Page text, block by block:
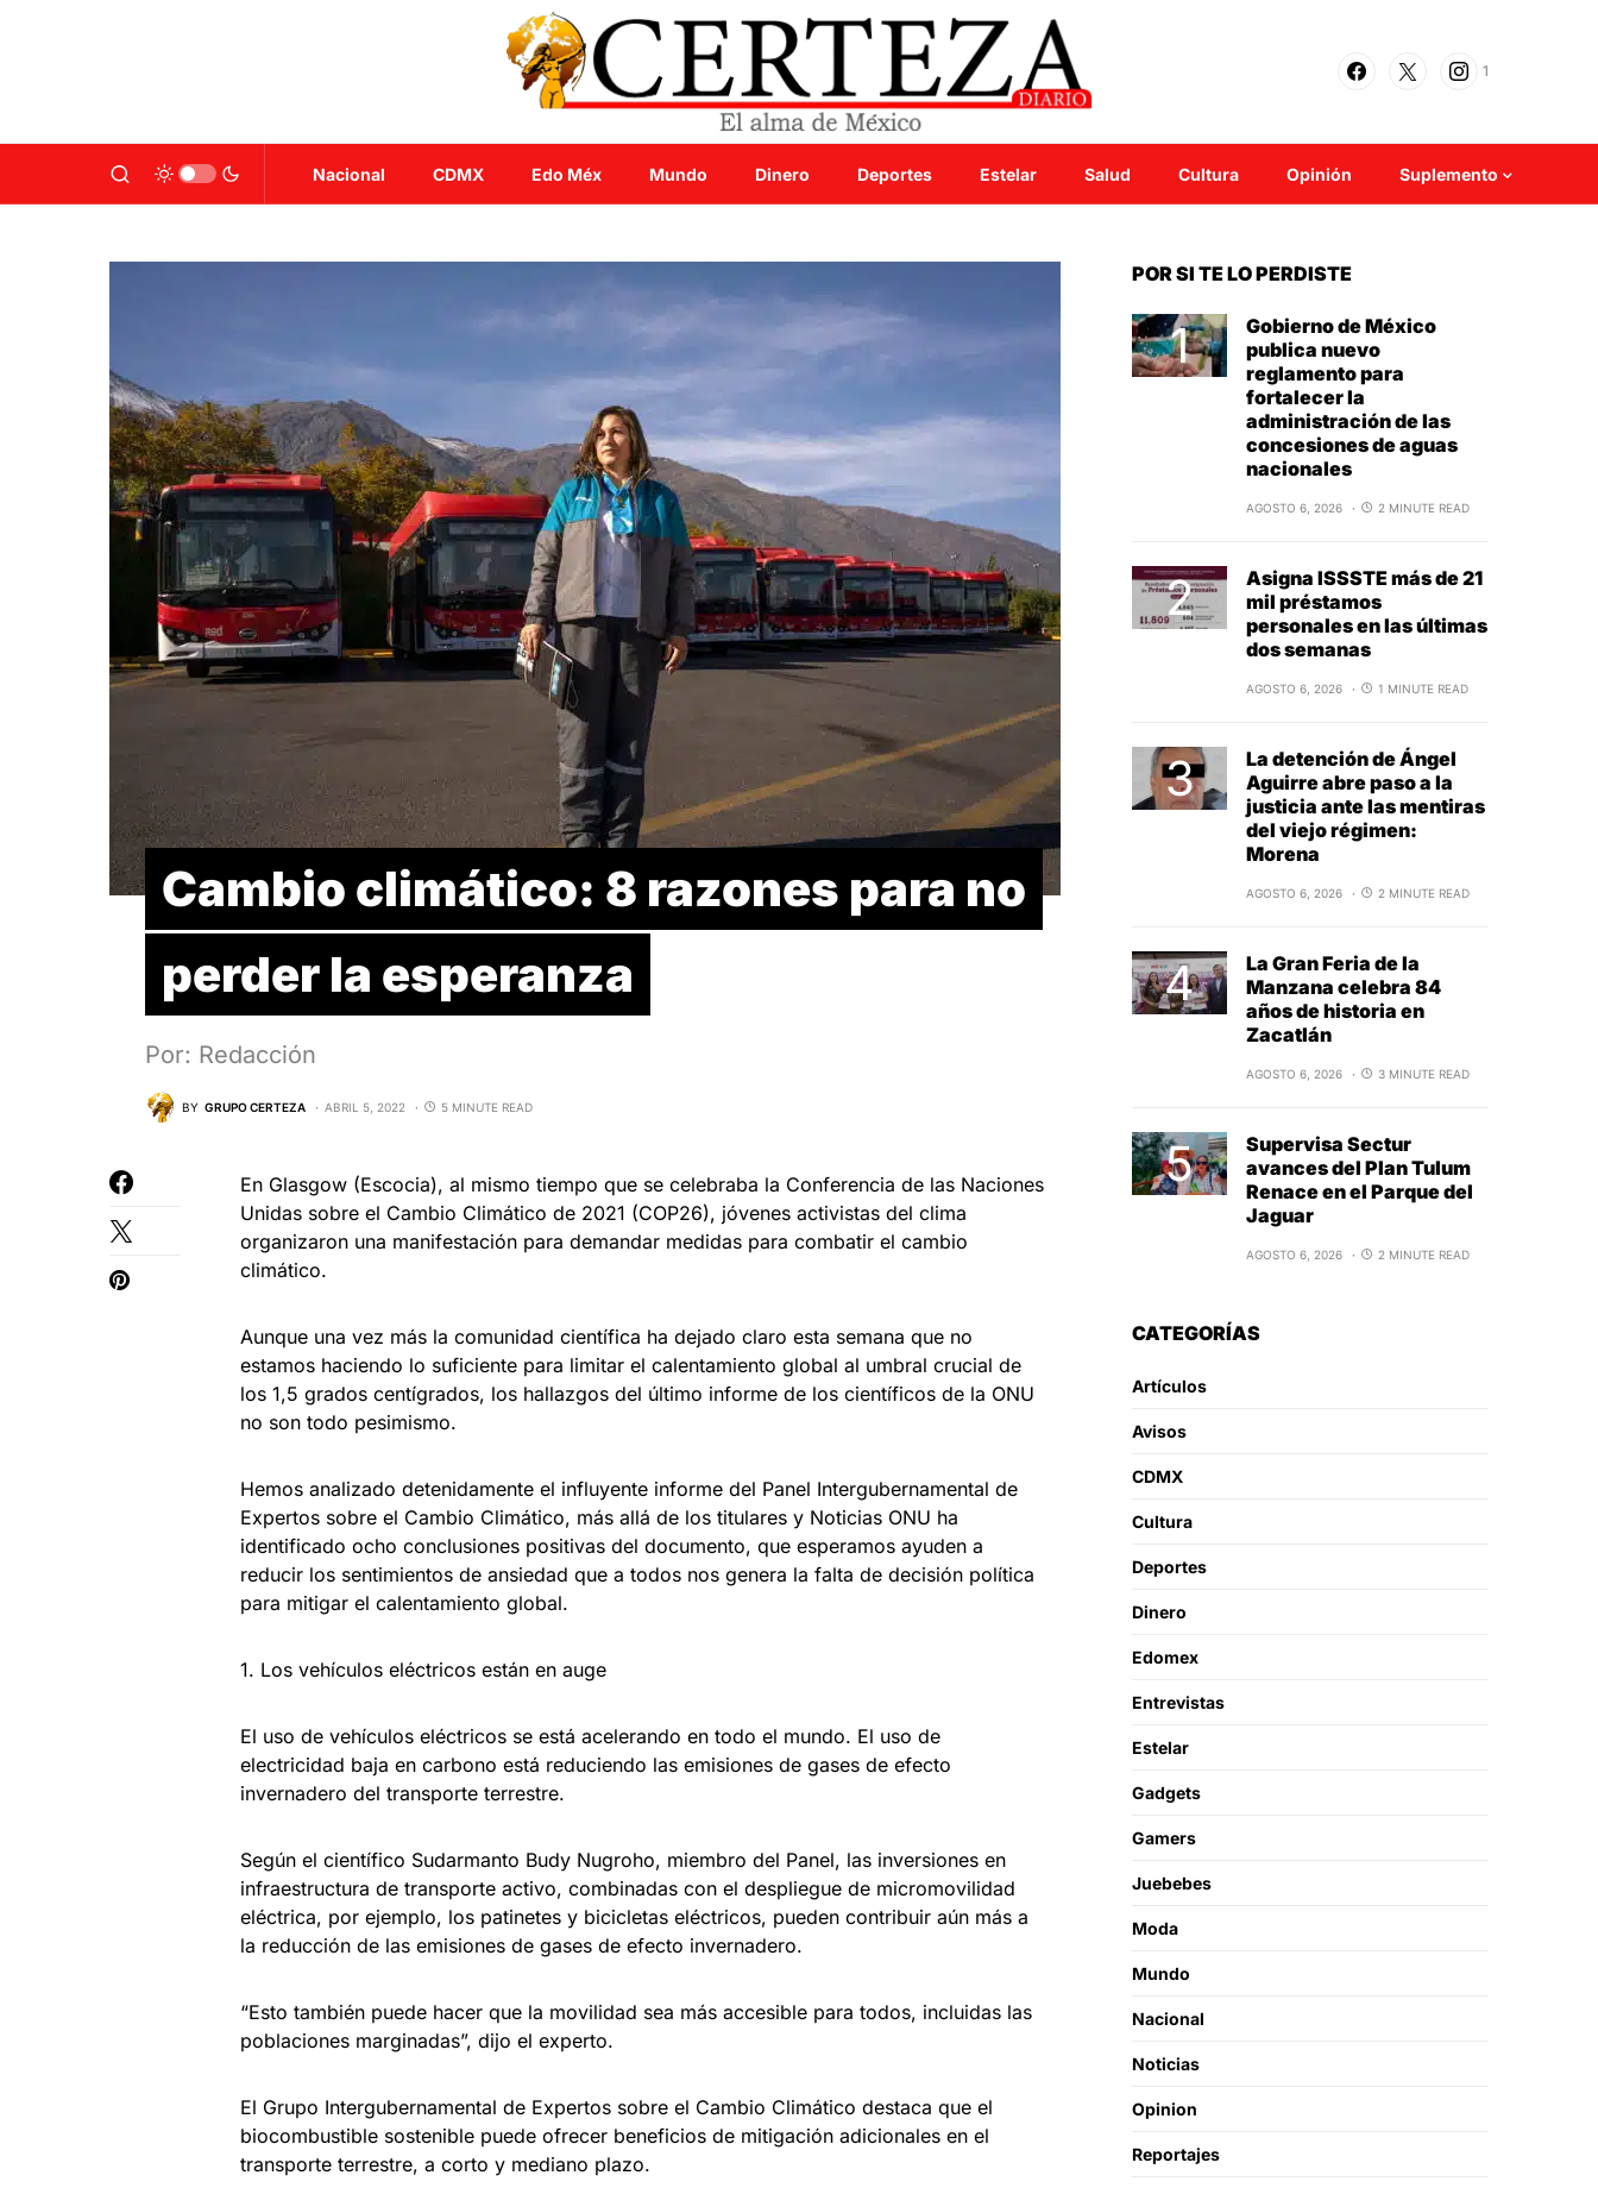
1
Nacional CDMX Edo Méx Mundo Dinero Deportes Estelar Salud Cultura Opinión Suplemento
Cambio climático: 8 razones para no
perder la esperanza
Por: Redacción
BY GRUPO CERTEZA ABRIL 5, 2022 5 MINUTE READ
En Glasgow (Escocia), al mismo tiempo que se celebraba la Conferencia de las Naciones
Unidas sobre el Cambio Climático de 2021 (COP26), jóvenes activistas del clima
organizaron una manifestación para demandar medidas para combatir el cambio
climático.
Aunque una vez más la comunidad científica ha dejado claro esta semana que no
estamos haciendo lo suficiente para limitar el calentamiento global al umbral crucial de
los 1,5 grados centígrados, los hallazgos del último informe de los científicos de la ONU
no son todo pesimismo.
Hemos analizado detenidamente el influyente informe del Panel Intergubernamental de
Expertos sobre el Cambio Climático, más allá de los titulares y Noticias ONU ha
identificado ocho conclusiones positivas del documento, que esperamos ayuden a
reducir los sentimientos de ansiedad que a todos nos genera la falta de decisión política
para mitigar el calentamiento global.
1. Los vehículos eléctricos están en auge
El uso de vehículos eléctricos se está acelerando en todo el mundo. El uso de
electricidad baja en carbono está reduciendo las emisiones de gases de efecto
invernadero del transporte terrestre.
Según el científico Sudarmanto Budy Nugroho, miembro del Panel, las inversiones en
infraestructura de transporte activo, combinadas con el despliegue de micromovilidad
eléctrica, por ejemplo, los patinetes y bicicletas eléctricos, pueden contribuir aún más a
la reducción de las emisiones de gases de efecto invernadero.
“Esto también puede hacer que la movilidad sea más accesible para todos, incluidas las
poblaciones marginadas”, dijo el experto.
El Grupo Intergubernamental de Expertos sobre el Cambio Climático destaca que el
biocombustible sostenible puede ofrecer beneficios de mitigación adicionales en el
transporte terrestre, a corto y mediano plazo.
POR SI TE LO PERDISTE
Gobierno de México
publica nuevo
reglamento para
fortalecer la
administración de las
concesiones de aguas
nacionales
AGOSTO 6, 2026 2 MINUTE READ
Asigna ISSSTE más de 21
mil préstamos
personales en las últimas
dos semanas
AGOSTO 6, 2026 1 MINUTE READ
La detención de Ángel
Aguirre abre paso a la
justicia ante las mentiras
del viejo régimen:
Morena
AGOSTO 6, 2026 2 MINUTE READ
La Gran Feria de la
Manzana celebra 84
años de historia en
Zacatlán
AGOSTO 6, 2026 3 MINUTE READ
Supervisa Sectur
avances del Plan Tulum
Renace en el Parque del
Jaguar
AGOSTO 6, 2026 2 MINUTE READ
CATEGORÍAS
Artículos
Avisos
CDMX
Cultura
Deportes
Dinero
Edomex
Entrevistas
Estelar
Gadgets
Gamers
Juebebes
Moda
Mundo
Nacional
Noticias
Opinion
Reportajes